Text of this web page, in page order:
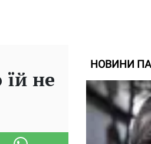
не
НОВИНИ